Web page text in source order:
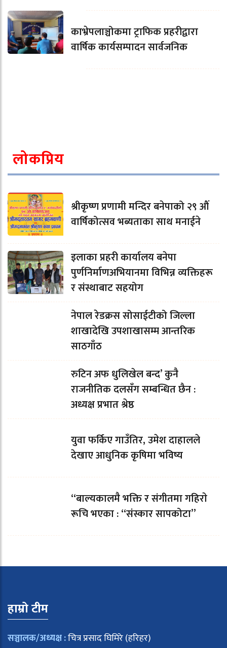
काभ्रेपलाञ्चोकमा ट्राफिक प्रहरीद्वारा
वार्षिक कार्यसम्पादन सार्वजनिक
लोकप्रिय
श्रीकृष्ण प्रणामी मन्दिर बनेपाको २९ औं
वार्षिकोत्सव भब्यताका साथ मनाईने
इलाका प्रहरी कार्यालय बनेपा
पुर्णनिर्माणअभियानमा विभिन्न व्यक्तिहरू
र संस्थाबाट सहयोग
नेपाल रेडक्रस सोसाईटीको जिल्ला
शाखादेखि उपशाखासम्म आन्तरिक
साठगाँठ
रुटिन अफ धुलिखेल बन्द’ कुनै
राजनीतिक दलसँग सम्बन्धित छैन :
अध्यक्ष प्रभात श्रेष्ठ
युवा फर्किए गाउँतिर, उमेश दाहालले
देखाए आधुनिक कृषिमा भविष्य
“बाल्यकालमै भक्ति र संगीतमा गहिराे
रूचि भएका : “संस्कार सापकोटा”
हाम्रो टीम
सञ्चालक/अध्यक्ष :चित्र प्रसाद घिमिरे (हरिहर)